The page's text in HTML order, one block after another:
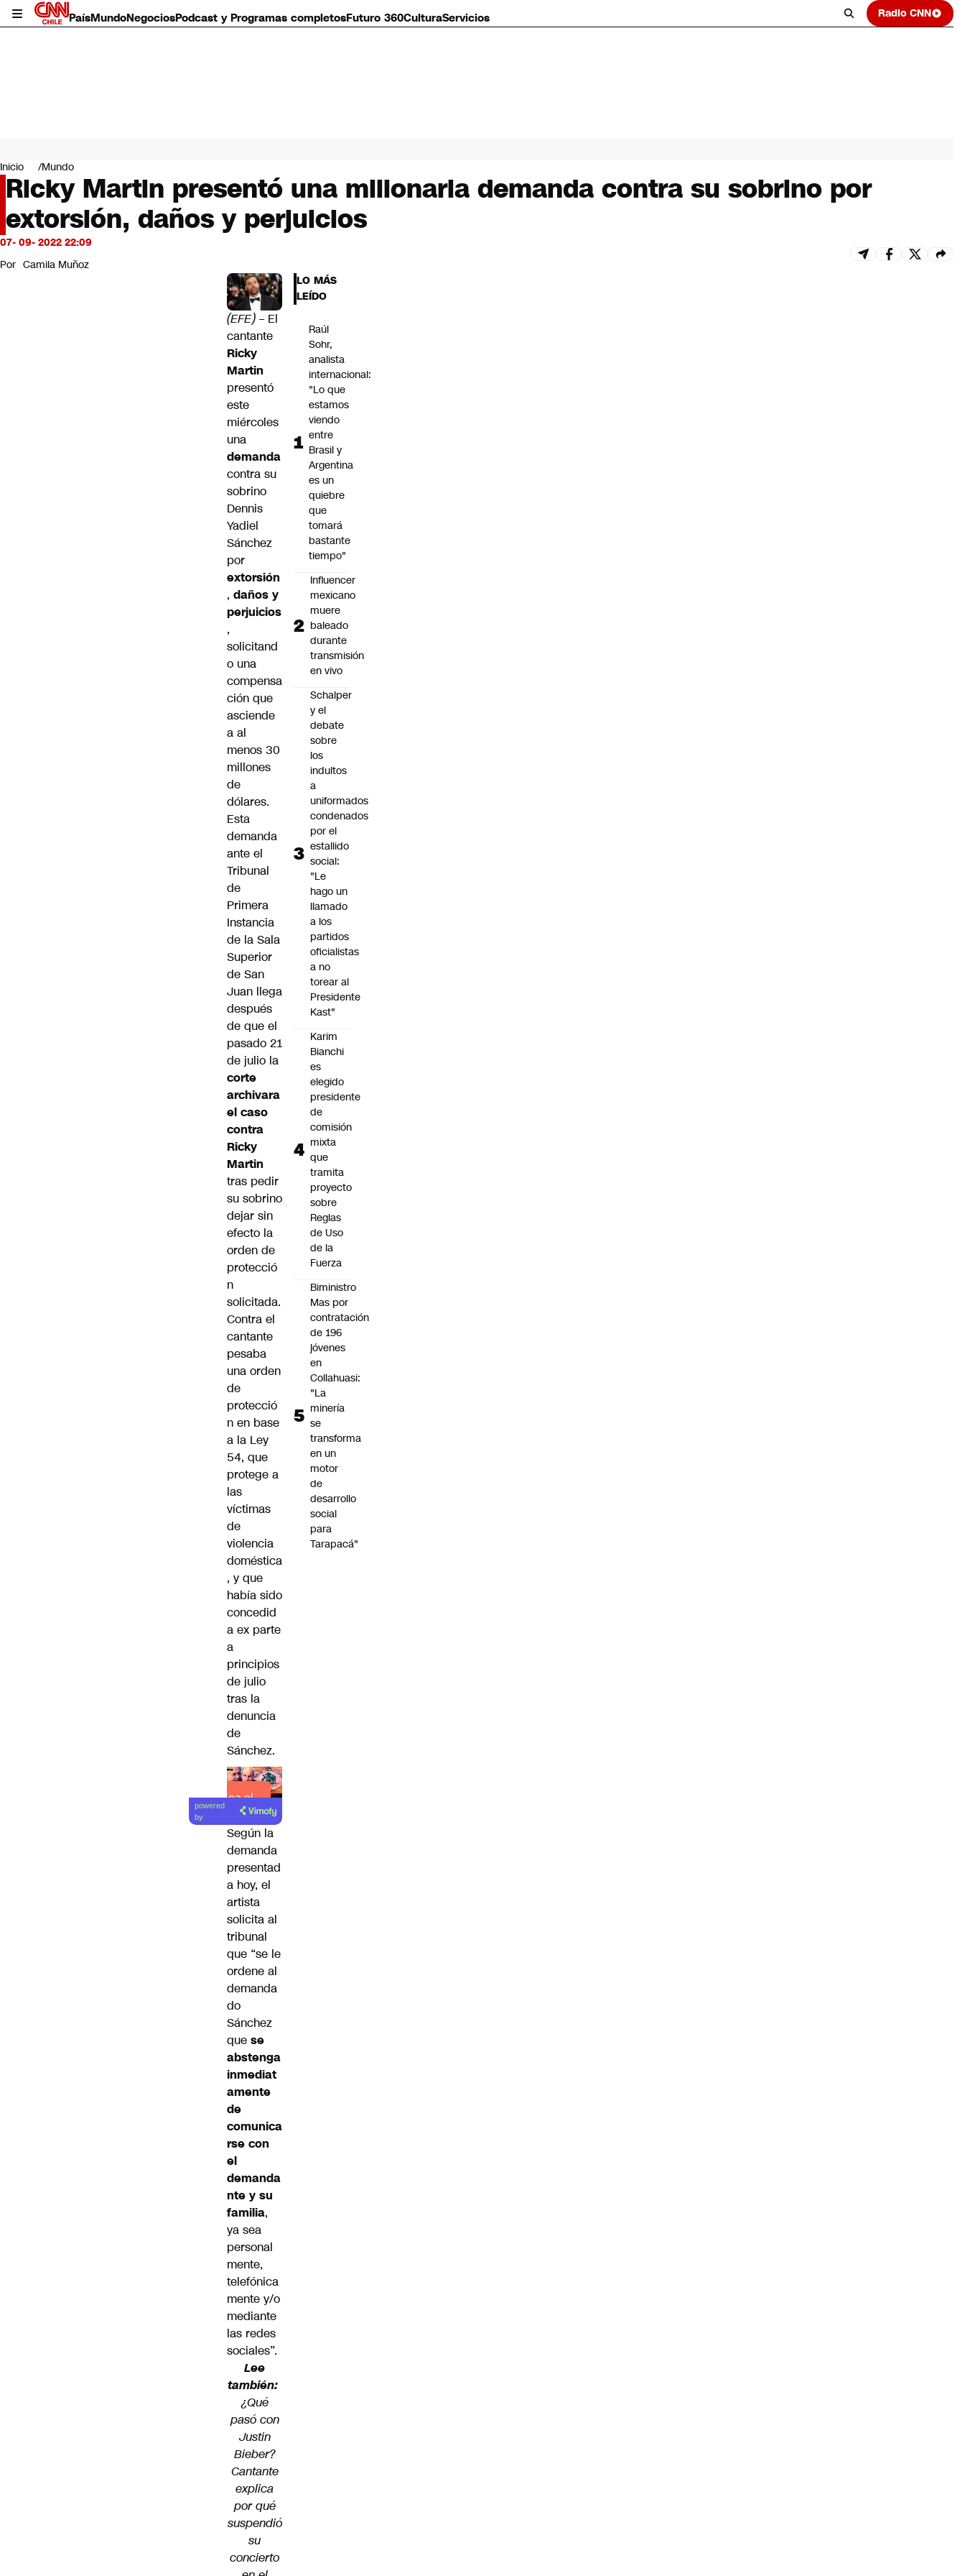
PaísMundoNegociosPodcast y Programas completosFuturo 360CulturaServicios Radio CNN
Mundo
Negocios
Deportes
Programas completos
Cultura
Servicios
Bits
CNN Data
Inicio Mundo
Ricky Martin presentó una millonaria demanda contra su sobrino por
extorsión, daños y perjuicios
07- 09- 2022 22:09
Por Camila Muñoz
(EFE) – El
cantante
Ricky
Martin
presentó
este
miércoles
una
demanda
contra su
sobrino
Dennis
Yadiel
Sánchez
por
extorsión
, daños y
perjuicios
,
solicitand
o una
compensa
ción que
asciende
a al
menos 30
millones
de
dólares.
Esta
demanda
ante el
Tribunal
de
Primera
Instancia
de la Sala
Superior
de San
Juan llega
después
de que el
pasado 21
de julio la
corte
archivara
el caso
contra
Ricky
Martin
tras pedir
su sobrino
dejar sin
efecto la
orden de
protecció
n
solicitada.
Contra el
cantante
pesaba
una orden
de
protecció
n en base
a la Ley
54, que
protege a
las
víctimas
de
violencia
doméstica
, y que
había sido
concedid
a ex parte
a
principios
de julio
tras la
denuncia
de
Sánchez.
Lea el
artículo
powered
by
Según la
demanda
presentad
a hoy, el
artista
solicita al
tribunal
que “se le
ordene al
demanda
do
Sánchez
que se
abstenga
inmediat
amente
de
comunica
rse con
el
demanda
nte y su
familia,
ya sea
personal
mente,
telefónica
mente y/o
mediante
las redes
sociales”.
Lee
también:
¿Qué
pasó con
Justin
Bieber?
Cantante
explica
por qué
suspendió
su
concierto
LO MÁS
LEÍDO
Raúl
Sohr,
analista
internacional:
"Lo que
estamos
viendo
entre
Brasil y
Argentina
es un
quiebre
que
tomará
bastante
tiempo"
Influencer
mexicano
muere
baleado
durante
transmisión
en vivo
Schalper
y el
debate
sobre
los
indultos
a
uniformados
condenados
por el
estallido
social:
"Le
hago un
llamado
a los
partidos
oficialistas
a no
torear al
Presidente
Kast"
Karim
Bianchi
es
elegido
presidente
de
comisión
mixta
que
tramita
proyecto
sobre
Reglas
de Uso
de la
Fuerza
Biministro
Mas por
contratación
de 196
jóvenes
en
Collahuasi:
"La
minería
se
transforma
en un
motor
de
desarrollo
social
para
Tarapacá"